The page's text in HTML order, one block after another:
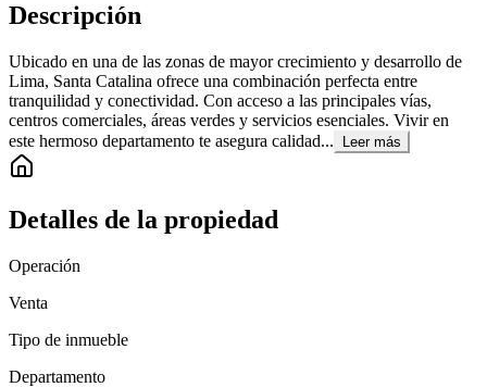
Descripción
Ubicado en una de las zonas de mayor crecimiento y desarrollo de
Lima, Santa Catalina ofrece una combinación perfecta entre
tranquilidad y conectividad. Con acceso a las principales vías,
centros comerciales, áreas verdes y servicios esenciales. Vivir en
este hermoso departamento te asegura calidad...
Leer más
Detalles de la propiedad
Operación
Venta
Tipo de inmueble
Departamento